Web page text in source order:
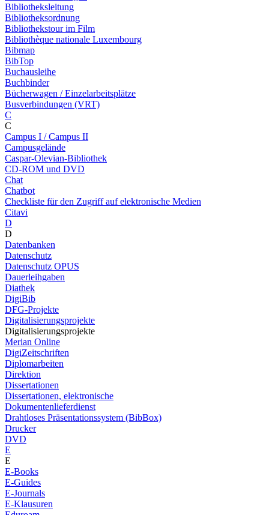
Bibliotheksleitung
Bibliotheksordnung
Bibliothekstour im Film
Bibliothèque nationale Luxembourg
Bibmap
BibTop
Buchausleihe
Buchbinder
Bücherwagen / Einzelarbeitsplätze
Busverbindungen (VRT)
C
C
Campus I / Campus II
Campusgelände
Caspar-Olevian-Bibliothek
CD-ROM und DVD
Chat
Chatbot
Checkliste für den Zugriff auf elektronische Medien
Citavi
D
D
Datenbanken
Datenschutz
Datenschutz OPUS
Dauerleihgaben
Diathek
DigiBib
DFG-Projekte
Digitalisierungsprojekte
Digitalisierungsprojekte
Merian Online
DigiZeitschriften
Diplomarbeiten
Direktion
Dissertationen
Dissertationen, elektronische
Dokumentenlieferdienst
Drahtloses Präsentationssystem (BibBox)
Drucker
DVD
E
E
E-Books
E-Guides
E-Journals
E-Klausuren